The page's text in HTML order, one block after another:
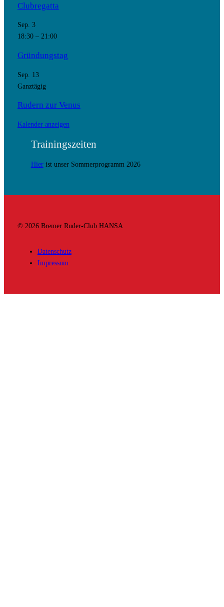
Clubregatta
Sep. 3
18:30– 21:00
Gründungstag
Sep. 13
Ganztägig
Rudern zur Venus
Kalender anzeigen
Trainingszeiten
Hierist unser Sommerprogramm 2026
© 2026 Bremer Ruder-Club HANSA
Datenschutz
Impressum